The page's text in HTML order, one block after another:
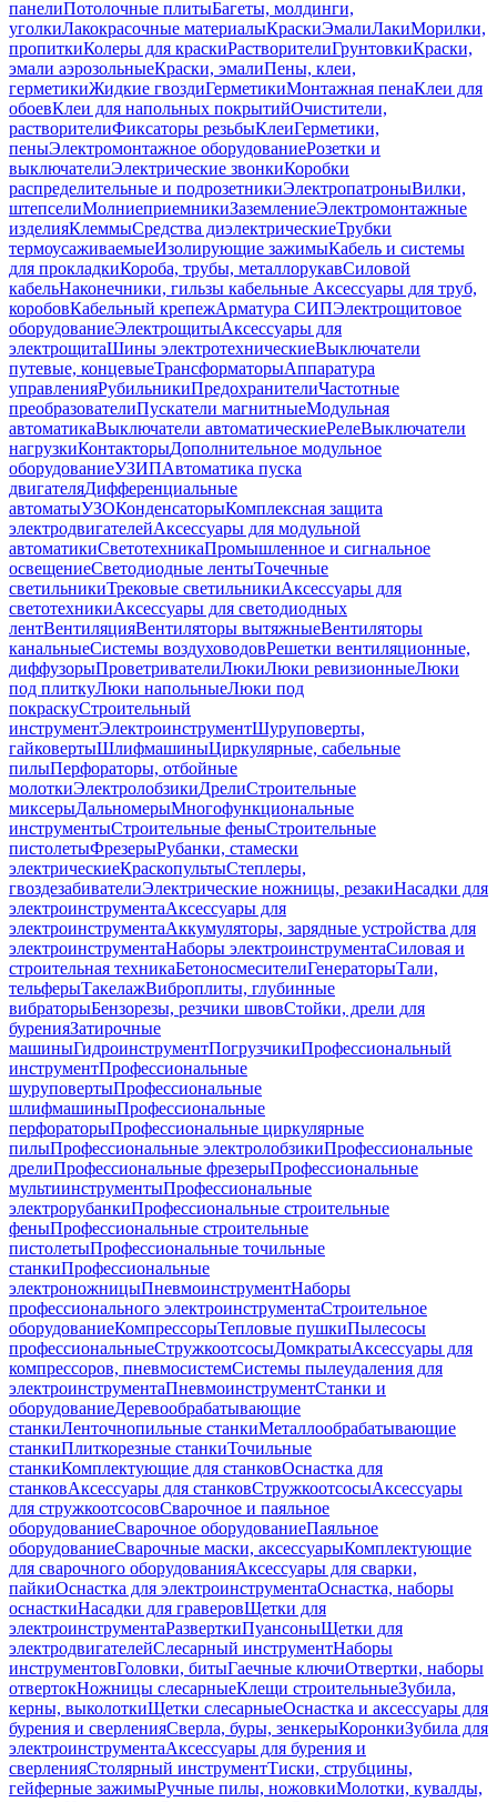
панелиПотолочные плитыБагеты, молдинги,
уголкиЛакокрасочные материалыКраскиЭмалиЛакиМорилки,
пропиткиКолеры для краскиРастворителиГрунтовкиКраски,
эмали аэрозольныеКраски, эмалиПены, клеи,
герметикиЖидкие гвоздиГерметикиМонтажная пенаКлеи для
обоевКлеи для напольных покрытийОчистители,
растворителиФиксаторы резьбыКлеиГерметики,
пеныЭлектромонтажное оборудованиеРозетки и
выключателиЭлектрические звонкиКоробки
распределительные и подрозетникиЭлектропатроныВилки,
штепселиМолниеприемникиЗаземлениеЭлектромонтажные
изделияКлеммыСредства диэлектрическиеТрубки
термоусаживаемыеИзолирующие зажимыКабель и системы
для прокладкиКороба, трубы, металлорукавСиловой
кабельНаконечники, гильзы кабельные Аксессуары для труб,
коробовКабельный крепежАрматура СИПЭлектрощитовое
оборудованиеЭлектрощитыАксессуары для
электрощитаШины электротехническиеВыключатели
путевые, концевыеТрансформаторыАппаратура
управленияРубильникиПредохранителиЧастотные
преобразователиПускатели магнитныеМодульная
автоматикаВыключатели автоматическиеРелеВыключатели
нагрузкиКонтакторыДополнительное модульное
оборудованиеУЗИПАвтоматика пуска
двигателяДифференциальные
автоматыУЗОКонденсаторыКомплексная защита
электродвигателейАксессуары для модульной
автоматикиСветотехникаПромышленное и сигнальное
освещениеСветодиодные лентыТочечные
светильникиТрековые светильникиАксессуары для
светотехникиАксессуары для светодиодных
лентВентиляцияВентиляторы вытяжныеВентиляторы
канальныеСистемы воздуховодовРешетки вентиляционные,
диффузорыПроветривателиЛюкиЛюки ревизионныеЛюки
под плиткуЛюки напольныеЛюки под
покраскуСтроительный
инструментЭлектроинструментШуруповерты,
гайковертыШлифмашиныЦиркулярные, сабельные
пилыПерфораторы, отбойные
молоткиЭлектролобзикиДрелиСтроительные
миксерыДальномерыМногофункциональные
инструментыСтроительные феныСтроительные
пистолетыФрезерыРубанки, стамески
электрическиеКраскопультыСтеплеры,
гвоздезабивателиЭлектрические ножницы, резакиНасадки для
электроинструментаАксессуары для
электроинструментаАккумуляторы, зарядные устройства для
электроинструментаНаборы электроинструментаСиловая и
строительная техникаБетоносмесителиГенераторыТали,
тельферыТакелажВиброплиты, глубинные
вибраторыБензорезы, резчики швовСтойки, дрели для
буренияЗатирочные
машиныГидроинструментПогрузчикиПрофессиональный
инструментПрофессиональные
шуруповертыПрофессиональные
шлифмашиныПрофессиональные
перфораторыПрофессиональные циркулярные
пилыПрофессиональные электролобзикиПрофессиональные
дрелиПрофессиональные фрезерыПрофессиональные
мультиинструментыПрофессиональные
электрорубанкиПрофессиональные строительные
феныПрофессиональные строительные
пистолетыПрофессиональные точильные
станкиПрофессиональные
электроножницыПневмоинструментНаборы
профессионального электроинструментаСтроительное
оборудованиеКомпрессорыТепловые пушкиПылесосы
профессиональныеСтружкоотсосыДомкратыАксессуары для
компрессоров, пневмосистемСистемы пылеудаления для
электроинструментаПневмоинструментСтанки и
оборудованиеДеревообрабатывающие
станкиЛенточнопильные станкиМеталлообрабатывающие
станкиПлиткорезные станкиТочильные
станкиКомплектующие для станковОснастка для
станковАксессуары для станковСтружкоотсосыАксессуары
для стружкоотсосовСварочное и паяльное
оборудованиеСварочное оборудованиеПаяльное
оборудованиеСварочные маски, аксессуарыКомплектующие
для сварочного оборудованияАксессуары для сварки,
пайкиОснастка для электроинструментаОснастка, наборы
оснасткиНасадки для граверовЩетки для
электроинструментаРазверткиПуансоныЩетки для
электродвигателейСлесарный инструментНаборы
инструментовГоловки, битыГаечные ключиОтвертки, наборы
отвертокНожницы слесарныеКлещи строительныеЗубила,
керны, выколоткиЩетки слесарныеОснастка и аксессуары для
бурения и сверленияСверла, буры, зенкерыКоронкиЗубила для
электроинструментаАксессуары для бурения и
сверленияСтолярный инструментТиски, струбцины,
гейферные зажимыРучные пилы, ножовкиМолотки, кувалды,